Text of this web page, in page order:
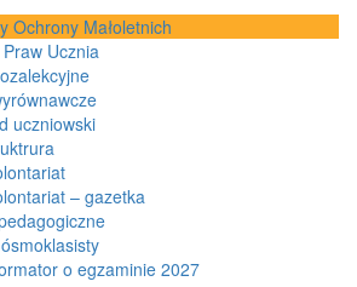
Ochrony Małoletnich
Ucznia
uczniowski
– gazetka
o egzaminie 2027